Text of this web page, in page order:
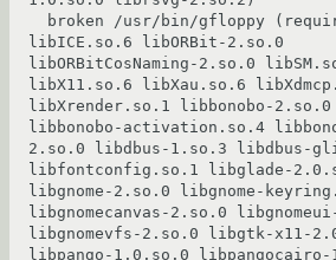
libICE.so.6 libORBit-2.so.0
libORBitCosNaming-2.so.0
libX11.so.6 libXau.so.6
libXrender.so.1 libbonobo-2.so.0
libbonobo-activation.so.4
2.so.0 libdbus-1.so.3 libdbus-
libfontconfig.so.1 libglade-
libgnome-2.so.0 libgnome-
libgnomecanvas-2.so.0
libgnomevfs-2.so.0 libgtk-x11-
libpango-1.0.so.0 libpangocairo-